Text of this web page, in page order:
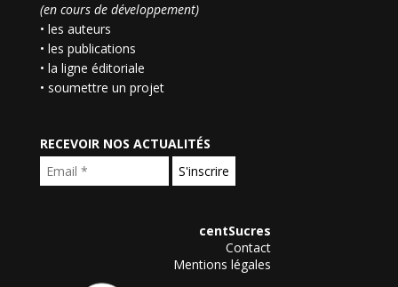
(en cours de développement)
• les auteurs
• les publications
• la ligne éditoriale
• soumettre un projet
RECEVOIR NOS ACTUALITÉS
centSucres
Contact
Mentions légales